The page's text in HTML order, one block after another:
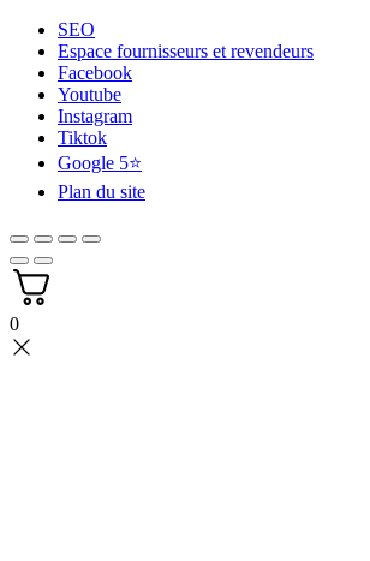
SEO
Espace fournisseurs et revendeurs
Facebook
Youtube
Instagram
Tiktok
Google 5⭐
Plan du site
0